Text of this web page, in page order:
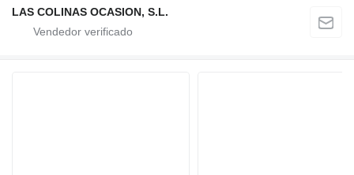
LAS COLINAS OCASION, S.L.